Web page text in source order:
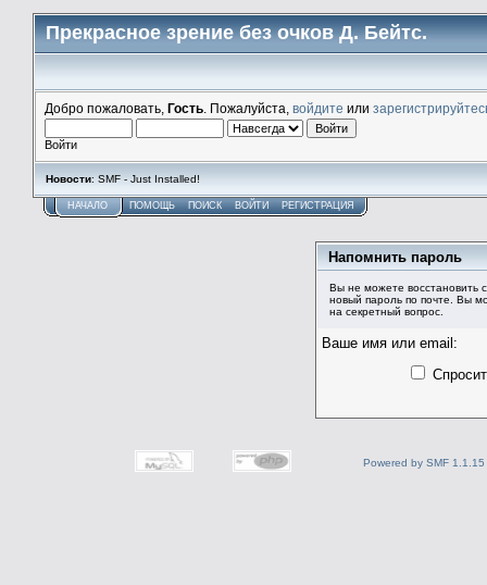
Прекрасное зрение без очков Д. Бейтс.
Добро пожаловать, Гость . Пожалуйста, войдите или
Войти
Новости: SMF - Just Installed!
НАЧАЛО ПОМОЩЬ ПОИСК ВОЙТИ РЕГИСТРАЦИЯ
Напомнить пароль
Вы не можете восстановить
новый пароль по почте. Вы
на секретный вопрос.
Ваше имя или email:
Powered by SMF 1.1.15